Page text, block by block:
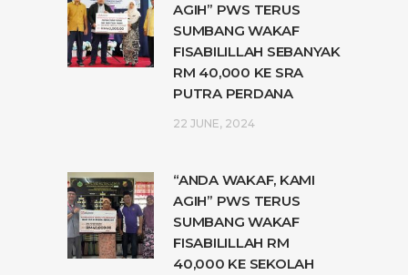
AGIH” PWS TERUS
SUMBANG WAKAF
FISABILILLAH SEBANYAK
RM 40,000 KE SRA
PUTRA PERDANA
22 JUNE, 2024
“ANDA WAKAF, KAMI
AGIH” PWS TERUS
SUMBANG WAKAF
FISABILILLAH RM
40,000 KE SEKOLAH